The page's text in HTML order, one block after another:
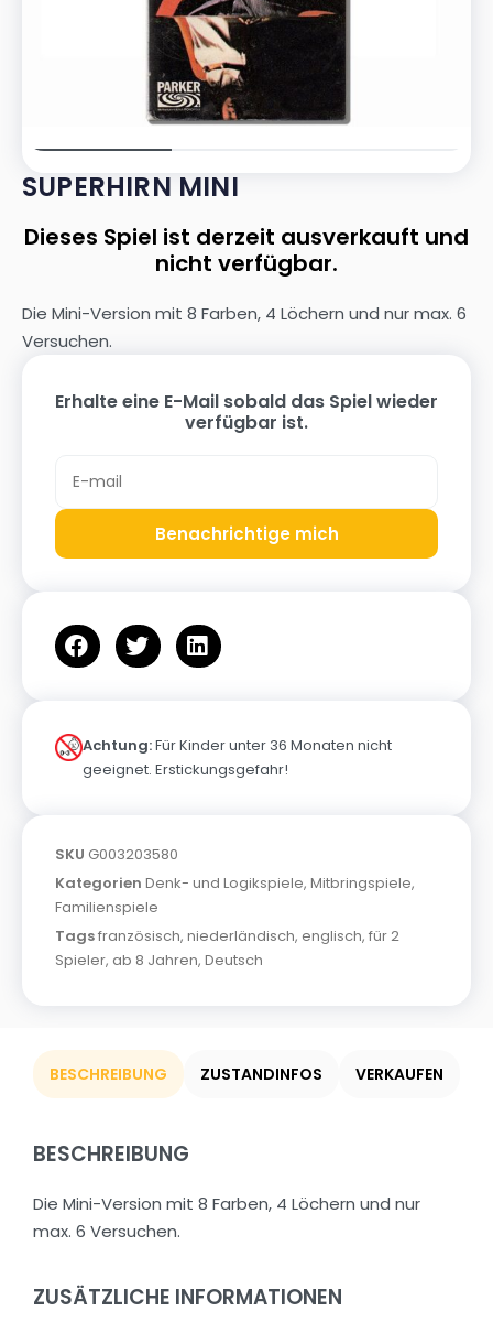
SUPERHIRN MINI
Dieses Spiel ist derzeit ausverkauft und
nicht verfügbar.
Die Mini-Version mit 8 Farben, 4 Löchern und nur max. 6
Versuchen.
Erhalte eine E-Mail sobald das Spiel wieder
verfügbar ist.
Benachrichtige mich
Achtung:Für Kinder unter 36 Monaten nicht
geeignet. Erstickungsgefahr!
SKU G003203580
Kategorien Denk- und Logikspiele, Mitbringspiele,
Familienspiele
Tagsfranzösisch, niederländisch, englisch, für 2
Spieler, ab 8 Jahren, Deutsch
BESCHREIBUNG ZUSTANDINFOS VERKAUFEN
BESCHREIBUNG
Die Mini-Version mit 8 Farben, 4 Löchern und nur
max. 6 Versuchen.
ZUSÄTZLICHE INFORMATIONEN